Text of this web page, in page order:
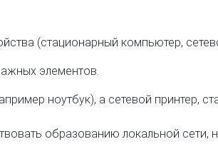
(стационарный компьютер,
элементов.
ноутбук), а сетевой принтер,
образованию локальной